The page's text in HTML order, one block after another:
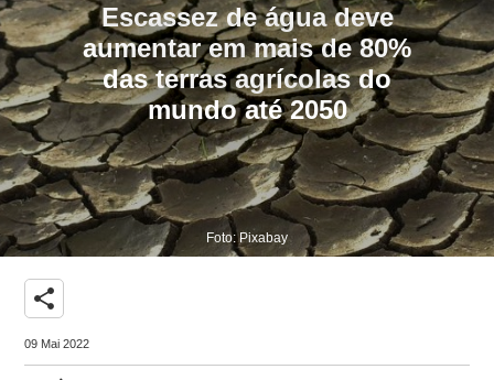
Escassez de água deve
aumentar em mais de 80%
das terras agrícolas do
mundo até 2050
Foto: Pixabay
share
09 Mai 2022